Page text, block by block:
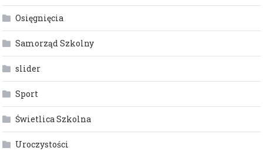
Osięgnięcia
Samorząd Szkolny
slider
Sport
Świetlica Szkolna
Uroczystości